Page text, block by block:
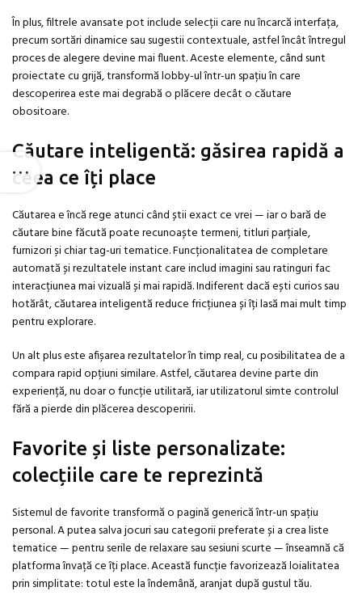
În plus, filtrele avansate pot include selecții care nu încarcă interfața,
precum sortări dinamice sau sugestii contextuale, astfel încât întregul
proces de alegere devine mai fluent. Aceste elemente, când sunt
proiectate cu grijă, transformă lobby-ul într-un spațiu în care
descoperirea este mai degrabă o plăcere decât o căutare
obositoare.
Căutare inteligentă: găsirea rapidă a
ceea ce îți place
Căutarea e încă rege atunci când știi exact ce vrei — iar o bară de
căutare bine făcută poate recunoaște termeni, titluri parțiale,
furnizori și chiar tag-uri tematice. Funcționalitatea de completare
automată și rezultatele instant care includ imagini sau ratinguri fac
interacțiunea mai vizuală și mai rapidă. Indiferent dacă ești curios sau
hotărât, căutarea inteligentă reduce fricțiunea și îți lasă mai mult timp
pentru explorare.
Un alt plus este afișarea rezultatelor în timp real, cu posibilitatea de a
compara rapid opțiuni similare. Astfel, căutarea devine parte din
experiență, nu doar o funcție utilitară, iar utilizatorul simte controlul
fără a pierde din plăcerea descoperirii.
Favorite și liste personalizate:
colecțiile care te reprezintă
Sistemul de favorite transformă o pagină generică într-un spațiu
personal. A putea salva jocuri sau categorii preferate și a crea liste
tematice — pentru serile de relaxare sau sesiuni scurte — înseamnă că
platforma învață ce îți place. Această funcție favorizează loialitatea
prin simplitate: totul este la îndemână, aranjat după gustul tău.